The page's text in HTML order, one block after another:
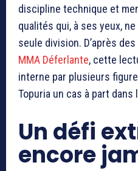
discipline technique et
qualités qui, à ses yeux,
seule division. D’après
MMA Déferlante, cette
interne par plusieurs
Topuria un cas à part dans
Un défi
encore